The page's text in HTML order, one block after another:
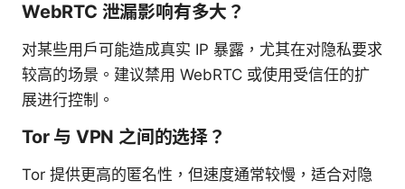
WebRTC 泄漏影响有多大？
对某些用户可能造成真实 IP 暴露，尤其在对隐私要求
较高的场景。建议禁用 WebRTC 或使用受信任的扩
展进行控制。
Tor 与 VPN 之间的选择？
Tor 提供更高的匿名性，但速度通常较慢，适合对隐